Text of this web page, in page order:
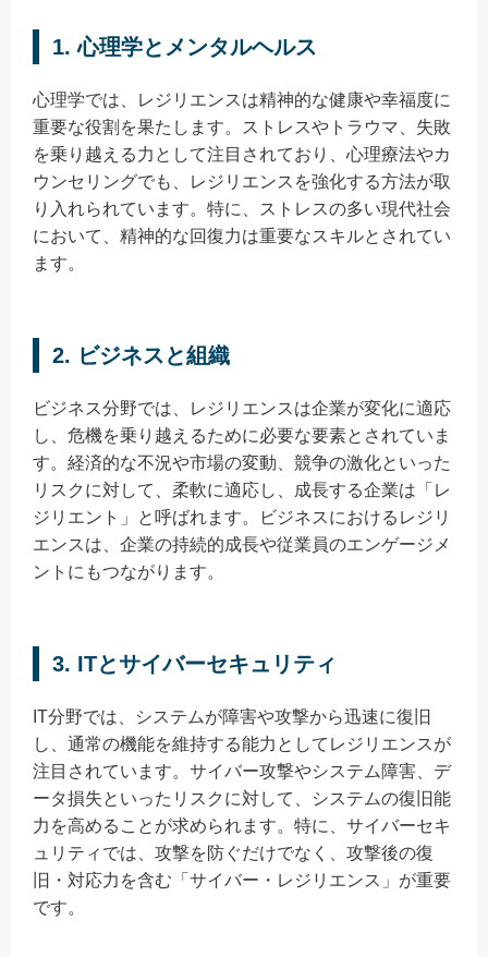
1. 心理学とメンタルヘルス
心理学では、レジリエンスは精神的な健康や幸福度に
重要な役割を果たします。ストレスやトラウマ、失敗
を乗り越える力として注目されており、心理療法やカ
ウンセリングでも、レジリエンスを強化する方法が取
り入れられています。特に、ストレスの多い現代社会
において、精神的な回復力は重要なスキルとされてい
ます。
2. ビジネスと組織
ビジネス分野では、レジリエンスは企業が変化に適応
し、危機を乗り越えるために必要な要素とされていま
す。経済的な不況や市場の変動、競争の激化といった
リスクに対して、柔軟に適応し、成長する企業は「レ
ジリエント」と呼ばれます。ビジネスにおけるレジリ
エンスは、企業の持続的成長や従業員のエンゲージメ
ントにもつながります。
3. ITとサイバーセキュリティ
IT分野では、システムが障害や攻撃から迅速に復旧
し、通常の機能を維持する能力としてレジリエンスが
注目されています。サイバー攻撃やシステム障害、デ
ータ損失といったリスクに対して、システムの復旧能
力を高めることが求められます。特に、サイバーセキ
ュリティでは、攻撃を防ぐだけでなく、攻撃後の復
旧・対応力を含む「サイバー・レジリエンス」が重要
です。